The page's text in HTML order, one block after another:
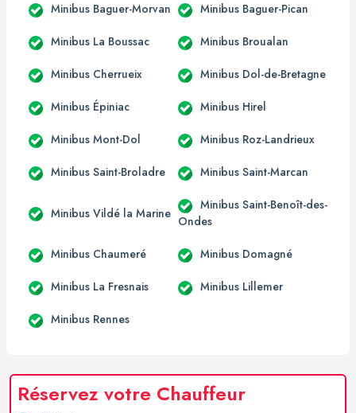
Minibus Baguer-Morvan Minibus Baguer-Pican
Minibus La Boussac Minibus Broualan
Minibus Cherrueix Minibus Dol-de-Bretagne
Minibus Épiniac Minibus Hirel
Minibus Mont-Dol Minibus Roz-Landrieux
Minibus Saint-Broladre Minibus Saint-Marcan
Minibus Vildé la Marine
Minibus Saint-Benoît-des-
Ondes
Minibus Chaumeré Minibus Domagné
Minibus La Fresnais Minibus Lillemer
Minibus Rennes
Réservez votre Chauffeur